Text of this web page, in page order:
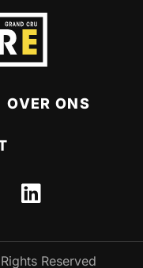
OVER ONS
Reserved